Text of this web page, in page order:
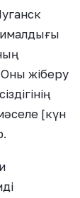
Оны жіберу
[күн